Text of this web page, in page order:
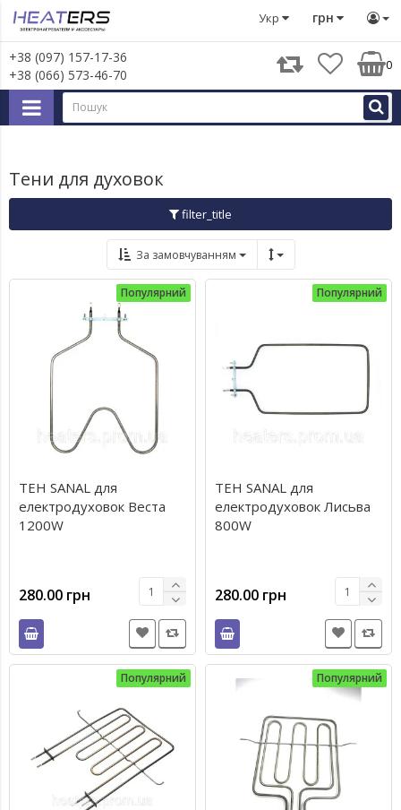
грн
Укр
+38 (097) 157-17-36
+38 (066) 573-46-70
0
Запчастини для великої побутової техніки Запчастини
Тени для духовок
filter_title
За замовчуванням
Популярний
ТЕН SANAL для
електродуховок Веста
1200W
280.00 грн
Популярний
ТЕН SANAL для
електродуховок Лисьва
800W
280.00 грн
Популярний Популярний